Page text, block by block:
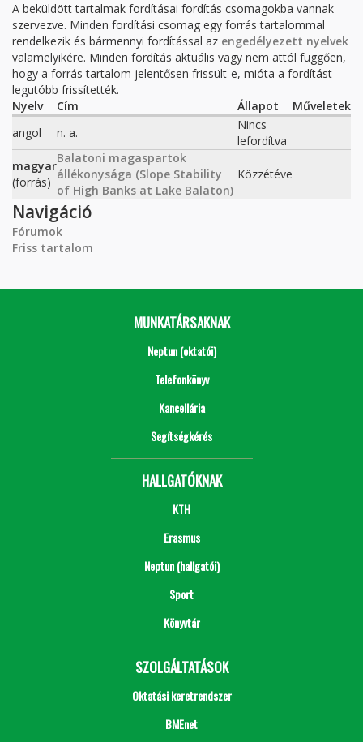
A beküldött tartalmak fordításai fordítás csomagokba vannak
szervezve. Minden fordítási csomag egy forrás tartalommal
rendelkezik és bármennyi fordítással az engedélyezett nyelvek
valamelyikére. Minden fordítás aktuális vagy nem attól függően,
hogy a forrás tartalom jelentősen frissült-e, mióta a fordítást
legutóbb frissítették.
Nyelv
Cím Állapot
Műveletek
angol
n. a.
Nincs
lefordítva
magyar
(forrás)
Balatoni magaspartok
állékonysága (Slope Stability
of High Banks at Lake Balaton)
Közzétéve
Navigáció
Fórumok
Friss tartalom
MUNKATÁRSAKNAK
Neptun (oktatói)
Telefonkönyv
Kancellária
Segítségkérés
HALLGATÓKNAK
KTH
Erasmus
Neptun (hallgatói)
Sport
Könyvtár
SZOLGÁLTATÁSOK
Oktatási keretrendszer
BMEnet